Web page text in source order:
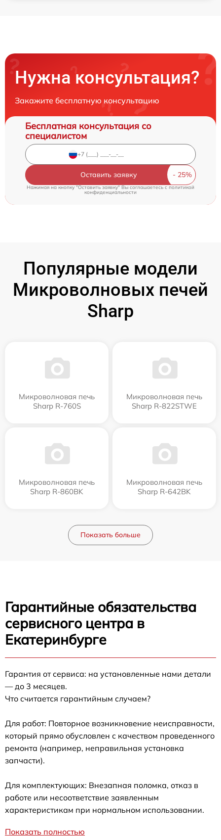
Нужна консультация?
Закажите бесплатную консультацию
Бесплатная консультация со
специалистом
Оставить заявку
Нажимая на кнопку "Оставить заявку" Вы соглашаетесь cполитикой
конфиденциальности
Популярные модели
Микроволновых печей
Sharp
Микроволновая печь
Sharp R-760S
Микроволновая печь
Sharp R-822STWE
Микроволновая печь
Sharp R-860BK
Микроволновая печь
Sharp R-642BK
Показать больше
Гарантийные обязательства
сервисного центра в
Екатеринбурге
Гарантия от сервиса: на установленные нами детали
— до 3 месяцев.
Что считается гарантийным случаем?
Для работ: Повторное возникновение неисправности,
который прямо обусловлен с качеством проведенного
ремонта (например, неправильная установка
запчасти).
Для комплектующих: Внезапная поломка, отказ в
работе или несоответствие заявленным
характеристикам при нормальном использовании.
Показать полностью